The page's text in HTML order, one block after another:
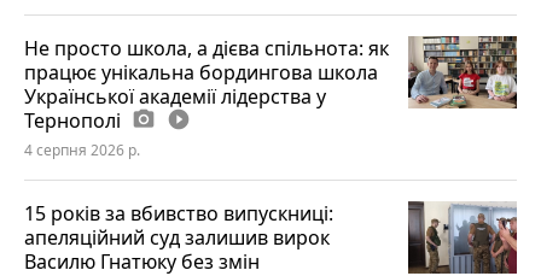
Не просто школа, а дієва спільнота: як
працює унікальна бордингова школа
Української академії лідерства у
Тернополі photo_camera play_circle_filled
4 серпня 2026 р.
15 років за вбивство випускниці:
апеляційний суд залишив вирок
Василю Гнатюку без змін